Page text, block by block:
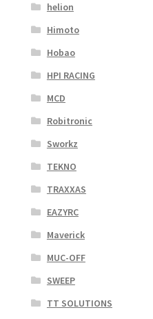
helion
Himoto
Hobao
HPI RACING
MCD
Robitronic
Sworkz
TEKNO
TRAXXAS
EAZYRC
Maverick
MUC-OFF
SWEEP
TT SOLUTIONS